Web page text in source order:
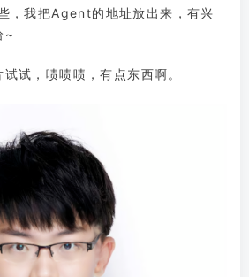
，我把Agent的地址放出来，有兴
~
试，啧啧啧，有点东西啊。